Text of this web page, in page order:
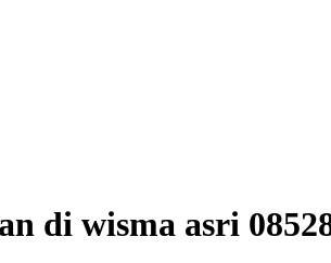
di wisma asri